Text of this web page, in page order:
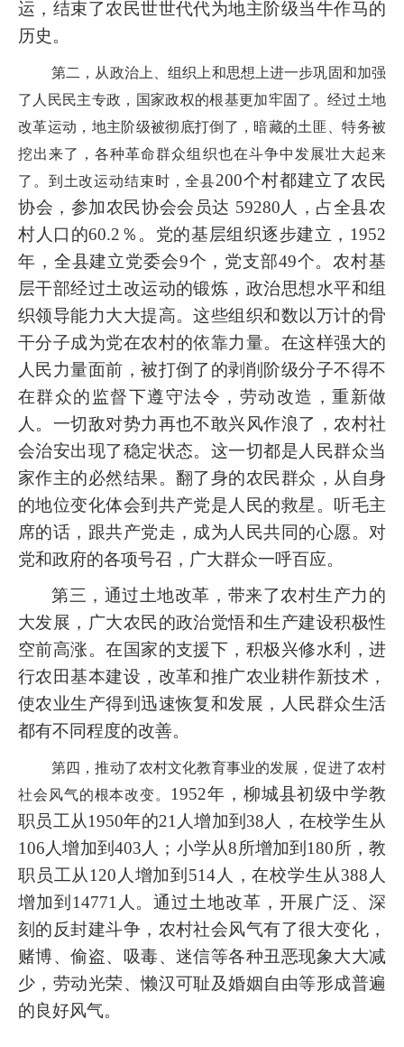
运，结束了农民世世代代为地主阶级当牛作马的
历史。
第二，从政治上、组织上和思想上进一步巩固和加强
了人民民主专政，国家政权的根基更加牢固了。经过土地
改革运动，地主阶级被彻底打倒了，暗藏的土匪、特务被
挖出来了，各种革命群众组织也在斗争中发展壮大起来
了。到土改运动结束时，全县200个村都建立了农民
协会，参加农民协会会员达 59280人，占全县农
村人口的60.2％。党的基层组织逐步建立，1952
年，全县建立党委会9个，党支部49个。农村基
层干部经过土改运动的锻炼，政治思想水平和组
织领导能力大大提高。这些组织和数以万计的骨
干分子成为党在农村的依靠力量。在这样强大的
人民力量面前，被打倒了的剥削阶级分子不得不
在群众的监督下遵守法令，劳动改造，重新做
人。一切敌对势力再也不敢兴风作浪了，农村社
会治安出现了稳定状态。这一切都是人民群众当
家作主的必然结果。翻了身的农民群众，从自身
的地位变化体会到共产党是人民的救星。听毛主
席的话，跟共产党走，成为人民共同的心愿。对
党和政府的各项号召，广大群众一呼百应。
第三，通过土地改革，带来了农村生产力的
大发展，广大农民的政治觉悟和生产建设积极性
空前高涨。在国家的支援下，积极兴修水利，进
行农田基本建设，改革和推广农业耕作新技术，
使农业生产得到迅速恢复和发展，人民群众生活
都有不同程度的改善。
第四，推动了农村文化教育事业的发展，促进了农村
社会风气的根本改变。 1952年，柳城县初级中学教
职员工从1950年的21人增加到38人，在校学生从
106人增加到403人；小学从8所增加到180所，教
职员工从120人增加到514人，在校学生从388人
增加到14771人。通过土地改革，开展广泛、深
刻的反封建斗争，农村社会风气有了很大变化，
赌博、偷盗、吸毒、迷信等各种丑恶现象大大减
少，劳动光荣、懒汉可耻及婚姻自由等形成普遍
的良好风气。